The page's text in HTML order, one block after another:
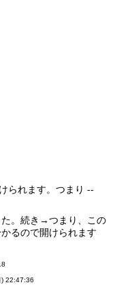
られます。つまり --
た。続き→つまり、この
るので開けられます
22:47:36